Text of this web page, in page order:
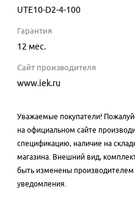
UTE10-D2-4-100
Гарантия
12 мес.
Сайт производителя
www.iek.ru
Уважаемые покупатели!
на официальном сайте
спецификацию, наличие на
магазина. Внешний вид,
быть изменены производителем
уведомления.